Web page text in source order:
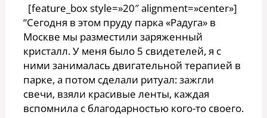
[feature_box style=»20″ alignment=»center»]
“Сегодня в этом пруду парка «Радуга» в
Москве мы разместили заряженный
кристалл. У меня было 5 свидетелей, я с
ними занималась двигательной терапией в
парке, а потом сделали ритуал: зажгли
свечи, взяли красивые ленты, каждая
вспомнила с благодарностью кого-то своего.